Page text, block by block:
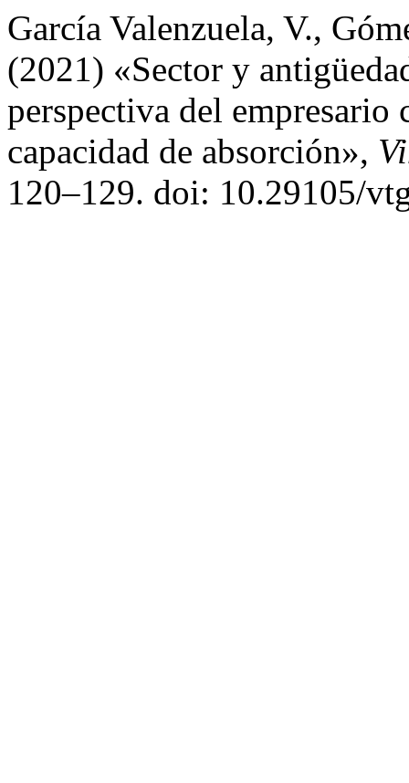
García Valenzuela, V.,
(2021) «Sector y
perspectiva del
capacidad de absorción»,
120–129. doi: 10.29105/